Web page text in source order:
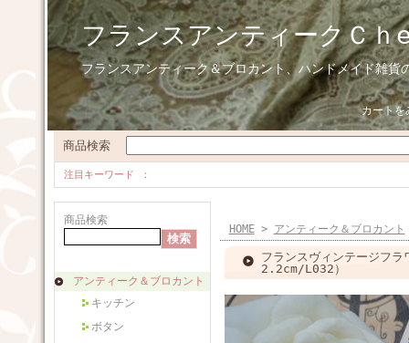
フランスアンティークＣｈ
フランスアンティーク＆ブロカント、ハンドメイド雑貨
カートを
商品検索
注目キーワード
商品検索
アンティーク＆ブロカント
キッチン
ボタン
HOME> アンティーク＆ブロカント
フランスヴィンテージフ
2.2cm/L032）